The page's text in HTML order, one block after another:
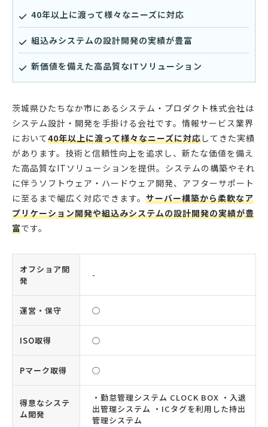
40年以上に渡って様々なニーズに対応
組込みシステムの設計開発の実績が豊富
新価値を備えた高品質なITソリューション
茨城県ひたちなか市にあるシステム・プロダクト株式会社は
システム設計・開発を手掛ける会社です。情報サービス業界
において40年以上に渡って様々なニーズに対応してきた実績
があります。技術と信頼性向上を追求し、新たな価値を備え
た高品質なITソリューションを提供。システムの構築やそれ
に伴うソフトウェア・ハードウェア開発、アフターサポート
に至るまで幅広く対応できます。 サーバー構築から柔軟なア
プリケーション開発や組込みシステムの設計開発の実績が豊
富です。
オフショア開
発
-
運営・保守 ◯
ISO取得 ◯
Pマーク取得 ◯
得意なシステ
ム開発
・勤怠管理システム CLOCK BOX ・入退
出管理システム ・ICタグを利用した持出
管理システム